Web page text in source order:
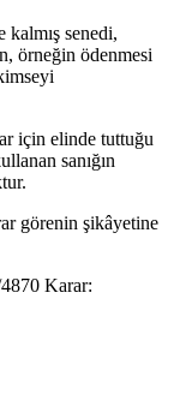
senedi,
örneğin ödenmesi
için elinde tuttuğu
sanığın
görenin şikâyetine
Karar: